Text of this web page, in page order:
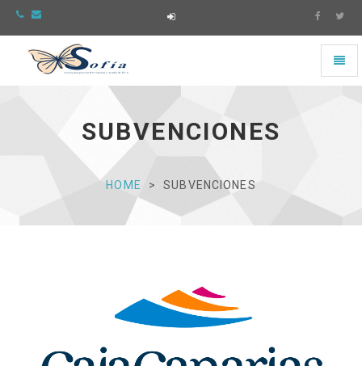
SUBVENCIONES
HOME SUBVENCIONES